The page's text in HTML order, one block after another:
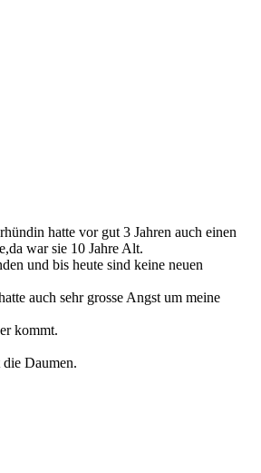
hatte vor gut 3 Jahren auch einen
war sie 10 Jahre Alt.
und bis heute sind keine neuen
auch sehr grosse Angst um meine
kommt.
Daumen.